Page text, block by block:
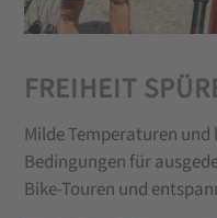
FREIHEIT
Milde Temperaturen
Bedingungen für
Bike-Touren und